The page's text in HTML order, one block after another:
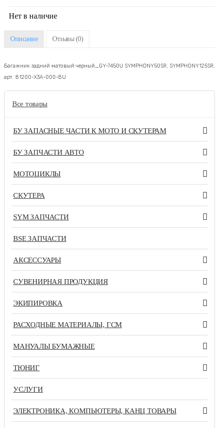
Нет в наличие
Описание Отзывы(0)
Багажник задний матовый черный_GY-7450U SYMPHONY50SR, SYMPHONY125SR,
арт. 81200-X3A-000-BU
Все товары
БУ ЗАПАСНЫЕ ЧАСТИ К МОТО И СКУТЕРАМ
БУ ЗАПЧАСТИ АВТО
МОТОЦИКЛЫ
СКУТЕРА
SYM ЗАПЧАСТИ
BSE ЗАПЧАСТИ
АКСЕССУАРЫ
СУВЕНИРНАЯ ПРОДУКЦИЯ
ЭКИПИРОВКА
РАСХОДНЫЕ МАТЕРИАЛЫ, ГСМ
МАНУАЛЫ БУМАЖНЫЕ
ТЮНИГ
УСЛУГИ
ЭЛЕКТРОНИКА, КОМПЬЮТЕРЫ, КАНЦ ТОВАРЫ